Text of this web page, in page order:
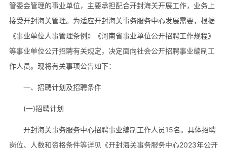
管委会管理的事业单位，主要承担配合开封海关开展工作，业务上
接受开封海关管理。为适应开封海关事务服务中心发展需要，根据
《事业单位人事管理条例》《河南省事业单位公开招聘工作规程》
等事业单位公开招聘有关规定，决定面向社会公开招聘事业编制工
作人员。现将有关事项公告如下：
一、招聘计划及招聘条件
(一)招聘计划
开封海关事务服务中心招聘事业编制工作人员15名。具体招聘
岗位、人数和资格条件等详见《开封海关事务服务中心2023年公开